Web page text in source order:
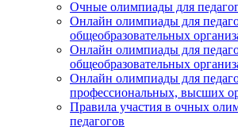
Очные олимпиады для
Онлайн олимпиады для
общеобразовательных
Онлайн олимпиады для
общеобразовательных
Онлайн олимпиады для
профессиональных, высших
Правила участия в очных
педагогов